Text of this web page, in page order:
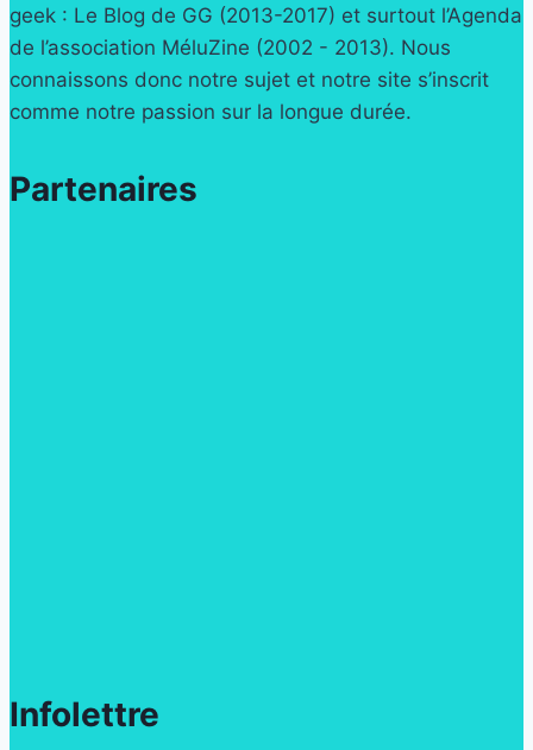
geek : Le Blog de GG (2013-2017) et surtout l’Agenda
de l’association MéluZine (2002 - 2013). Nous
connaissons donc notre sujet et notre site s’inscrit
comme notre passion sur la longue durée.
Partenaires
Infolettre